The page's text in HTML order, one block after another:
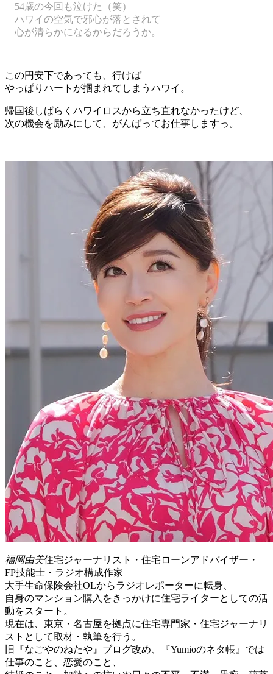
54歳の今回も泣けた（笑）
ハワイの空気で邪心が落とされて
心が清らかになるからだろうか。
この円安下であっても、行けば
やっぱりハートが掴まれてしまうハワイ。
帰国後しばらくハワイロスから立ち直れなかったけど、
次の機会を励みにして、がんばってお仕事しますっ。
福岡由美住宅ジャーナリスト・住宅ローンアドバイザー・
FP技能士・ラジオ構成作家
大手生命保険会社OLからラジオレポーターに転身、
自身のマンション購入をきっかけに住宅ライターとしての活
動をスタート。
現在は、東京・名古屋を拠点に住宅専門家・住宅ジャーナリ
ストとして取材・執筆を行う。
旧『なごやのねたや』ブログ改め、『Yumioのネタ帳』では
仕事のこと、恋愛のこと、